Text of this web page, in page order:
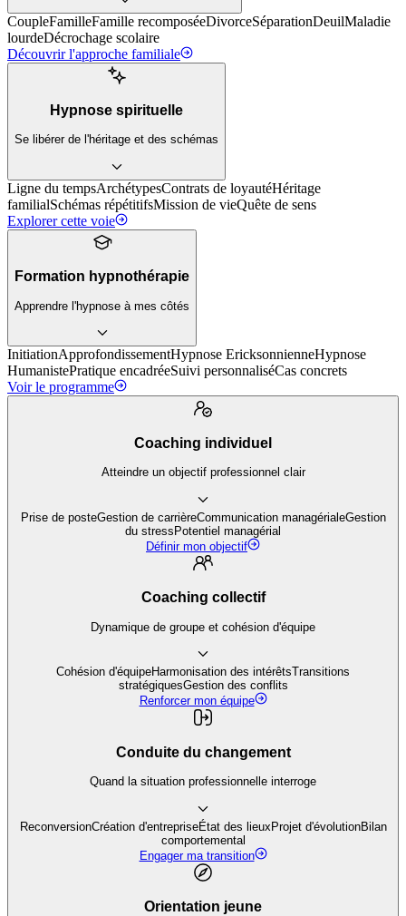
CoupleFamilleFamille recomposéeDivorceSéparationDeuilMaladie
lourdeDécrochage scolaire
Découvrir l'approche familiale
Hypnose spirituelle
Se libérer de l'héritage et des schémas
Ligne du tempsArchétypesContrats de loyautéHéritage
familialSchémas répétitifsMission de vieQuête de sens
Explorer cette voie
Formation hypnothérapie
Apprendre l'hypnose à mes côtés
InitiationApprofondissementHypnose EricksonnienneHypnose
HumanistePratique encadréeSuivi personnaliséCas concrets
Voir le programme
Coaching individuel
Atteindre un objectif professionnel clair
Prise de posteGestion de carrièreCommunication managérialeGestion
du stressPotentiel managérial
Définir mon objectif
Coaching collectif
Dynamique de groupe et cohésion d'équipe
Cohésion d'équipeHarmonisation des intérêtsTransitions
stratégiquesGestion des conflits
Renforcer mon équipe
Conduite du changement
Quand la situation professionnelle interroge
ReconversionCréation d'entrepriseÉtat des lieuxProjet d'évolutionBilan
comportemental
Engager ma transition
Orientation jeune